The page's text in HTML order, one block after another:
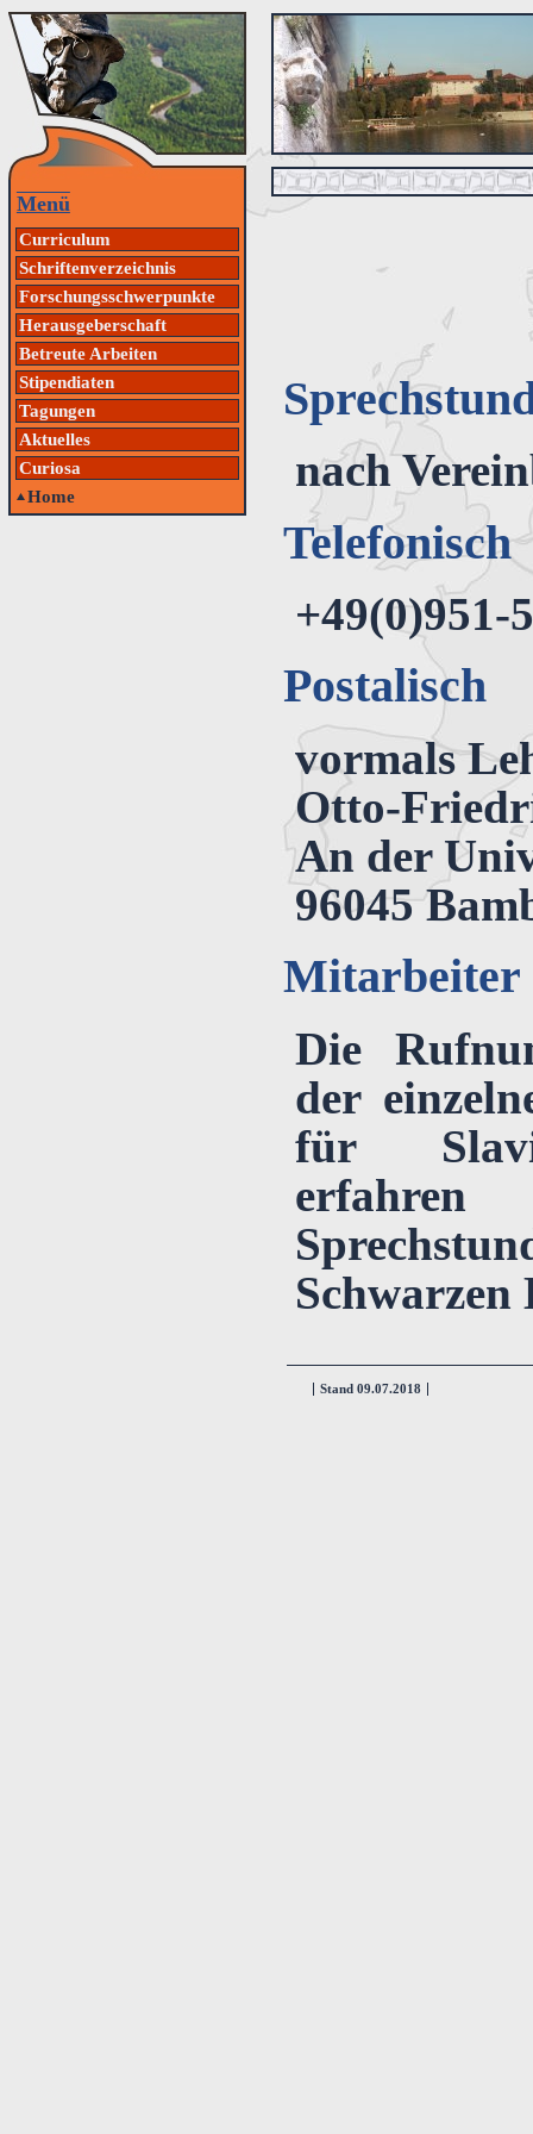
Menü
Curriculum
Schriftenverzeichnis
Forschungsschwerpunkte
Herausgeberschaft
Betreute Arbeiten
Stipendiaten
Tagungen
Aktuelles
Curiosa
Home
nach
Telefonisch
+49(0)951-
Postalisch
vormals
Otto-
An der
96045
Mitarbeiter
Die
der
für
Stand 09.07.2018